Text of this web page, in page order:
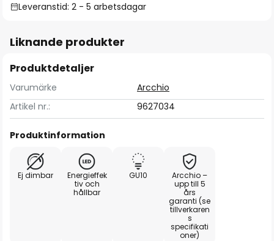
Leveranstid: 2 - 5 arbetsdagar
Liknande produkter
Produktdetaljer
Varumärke
Arcchio
Artikel nr.:
9627034
Produktinformation
Ej dimbar
Energieffek
tiv och
hållbar
GU10
Arcchio –
upp till 5
års
garanti (se
tillverkaren
s
specifikati
oner)